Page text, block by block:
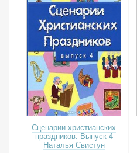
Сценарии христианских
праздников. Выпуск 4
Наталья Свистун